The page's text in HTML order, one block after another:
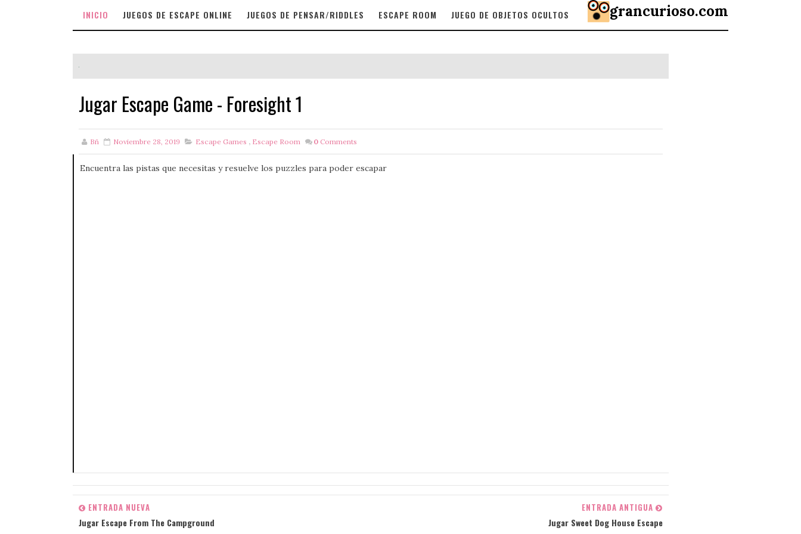
INICIO JUEGOS DE ESCAPE ONLINE JUEGOS DE PENSAR/RIDDLES ESCAPE ROOM JUEGO DE OBJETOS OCULTOS grancurioso.com
Jugar Escape Game - Foresight 1
Bñ Noviembre 28, 2019 Escape Games , Escape Room 0 Comments
Encuentra las pistas que necesitas y resuelve los puzzles para poder escapar
ENTRADA NUEVA
Jugar Escape From The Campground
ENTRADA ANTIGUA
Jugar Sweet Dog House Escape